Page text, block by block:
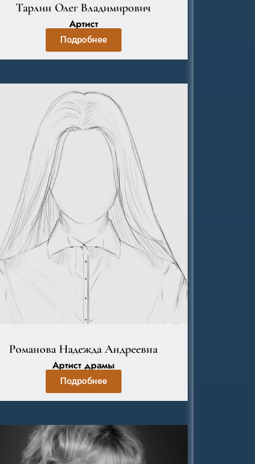
Тарлин Олег Владимирович
Артист
Подробнее
Романова Надежда Андреевна
Артист драмы
Подробнее